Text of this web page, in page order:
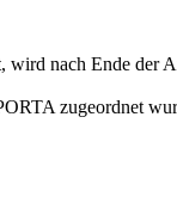
wird nach Ende der
zugeordnet